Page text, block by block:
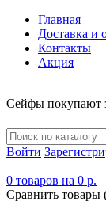
Главная
Доставка и
Контакты
Акция
Сейфы покупают
Войти
0 товаров на 0 р.
Сравнить товары